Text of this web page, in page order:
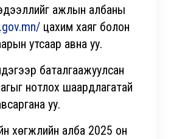
ажлын албаны
цахим хаяг болон
утсаар авна уу.
баталгаажуулсан
нотлох шаардлагатай
уу.
хөгжлийн алба 2025 он